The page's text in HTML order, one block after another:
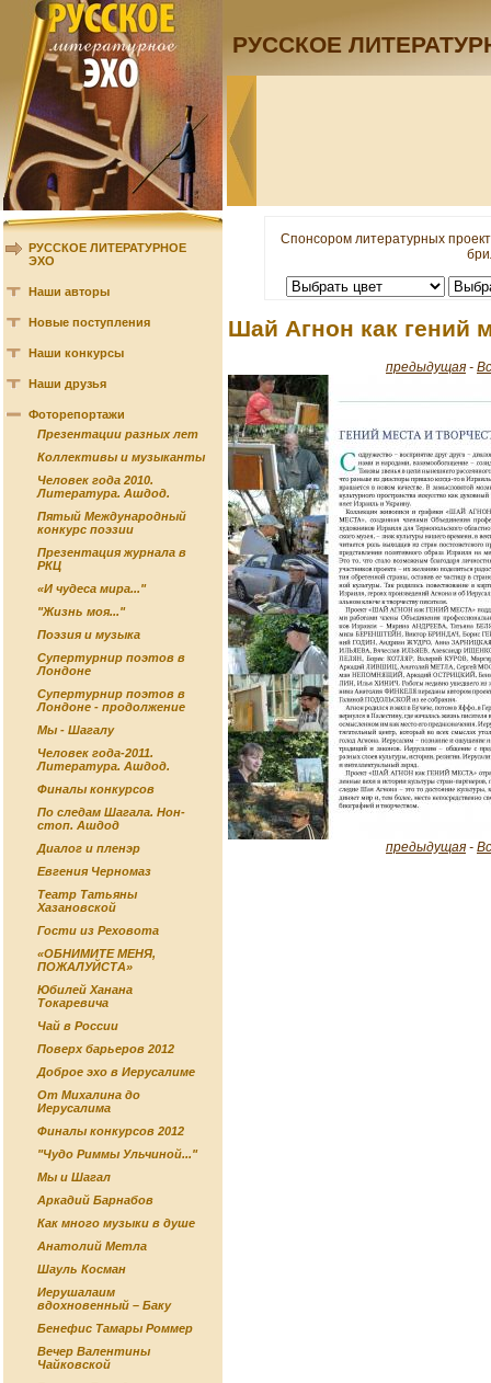
РУССКОЕ
РУССКОЕ ЛИТЕРАТУРНОЕ
ЭХО
Наши авторы
Новые поступления
Наши конкурсы
Наши друзья
Фоторепортажи
Презентации разных лет
Коллективы и музыканты
Человек года 2010.
Литература. Ашдод.
Пятый Международный
конкурс поэзии
Презентация журнала в
РКЦ
«И чудеса мира..."
"Жизнь моя..."
Поэзия и музыка
Супертурнир поэтов в
Лондоне
Супертурнир поэтов в
Лондоне - продолжение
Мы - Шагалу
Человек года-2011.
Литература. Ашдод.
Финалы конкурсов
По следам Шагала. Нон-
стоп. Ашдод
Диалог и пленэр
Евгения Черномаз
Театр Татьяны
Хазановской
Гости из Реховота
«ОБНИМИТЕ МЕНЯ,
ПОЖАЛУЙСТА»
Юбилей Ханана
Токаревича
Чай в России
Поверх барьеров 2012
Доброе эхо в Иерусалиме
От Михалина до
Иерусалима
Финалы конкурсов 2012
"Чудо Риммы Ульчиной..."
Мы и Шагал
Аркадий Барнабов
Как много музыки в душе
Анатолий Метла
Шауль Косман
Иерушалаим
вдохновенный – Баку
Бенефис Тамары Роммер
Вечер Валентины
Чайковской
Спонсором литературных
Шай Агнон как гений
предыдущая -
предыдущая -